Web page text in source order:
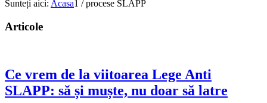
Sunteți aici: Acasa1 / procese SLAPP
Articole
Ce vrem de la viitoarea Lege Anti
SLAPP: să și muște, nu doar să latre